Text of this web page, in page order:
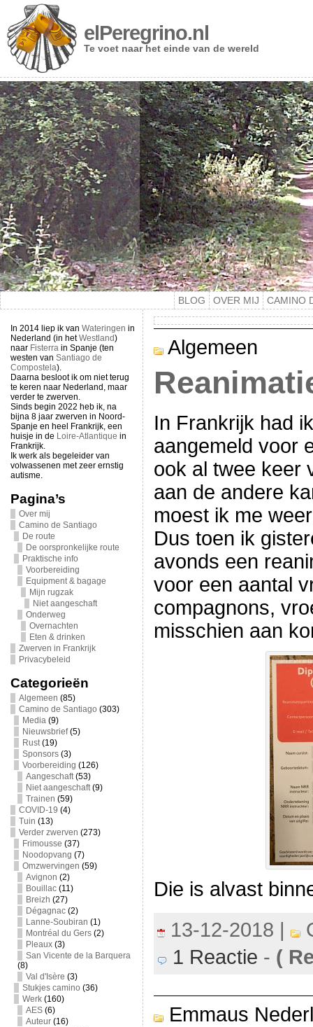
elPeregrino.nl
Te voet naar het einde van de wereld
BLOG OVER MIJ CAMINO
In 2014 liep ik van Wateringen in
Nederland (in hetWestland)
naar Fisterrain Spanje (ten
westen van Santiago de
Compostela).
Daarna besloot ik om niet terug
te keren naar Nederland, maar
verder te zwerven.
Sinds begin 2022 heb ik, na
bijna 8 jaar zwerven in Noord-
Spanje en heel Frankrijk, een
huisje in de Loire-Atlantique in
Frankrijk.
Ik werk als begeleider van
volwassenen met zeer ernstig
autisme.
Pagina’s
Over mij
Camino de Santiago
De route
De oorspronkelijke route
Praktische info
Voorbereiding
Equipment & bagage
Mijn rugzak
Niet aangeschaft
Onderweg
Overnachten
Eten & drinken
Zwerven in Frankrijk
Privacybeleid
Categorieën
Algemeen (85)
Camino de Santiago (303)
Media(9)
Nieuwsbrief(5)
Rust(19)
Sponsors(3)
Voorbereiding (126)
Aangeschaft(53)
Niet aangeschaft(9)
Trainen (59)
COVID-19 (4)
Tuin (13)
Verder zwerven (273)
Frimousse (37)
Noodopvang (7)
Omzwervingen (59)
Avignon (2)
Bouillac(11)
Breizh (27)
Dégagnac(2)
Lanne-Soubiran (1)
Montréal du Gers(2)
Pleaux(3)
San Vicente de la Barquera
(8)
Val d'Isère (3)
Stukjes camino (36)
Werk(160)
AES(6)
Auteur(16)
Algemeen
In Frankrijk had
aangemeld voor
ook al twee keer
aan de andere
moest ik me
Dus toen ik
avonds een
voor een aantal
compagnons,
misschien aan
Die is alvast
13-12-2018 |
1 Reactie - (
Emmaus